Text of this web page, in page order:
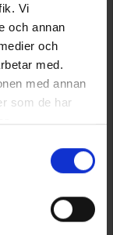
Vi
och annan
och
med.
med annan
som de har